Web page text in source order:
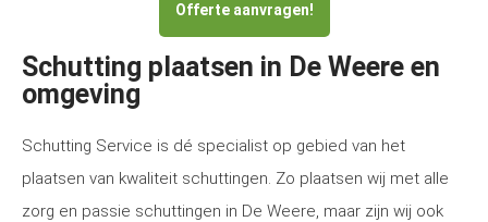
Offerte aanvragen!
Schutting plaatsen in De Weere en
omgeving
Schutting Service is dé specialist op gebied van het
plaatsen van kwaliteit schuttingen. Zo plaatsen wij met alle
zorg en passie schuttingen in De Weere, maar zijn wij ook